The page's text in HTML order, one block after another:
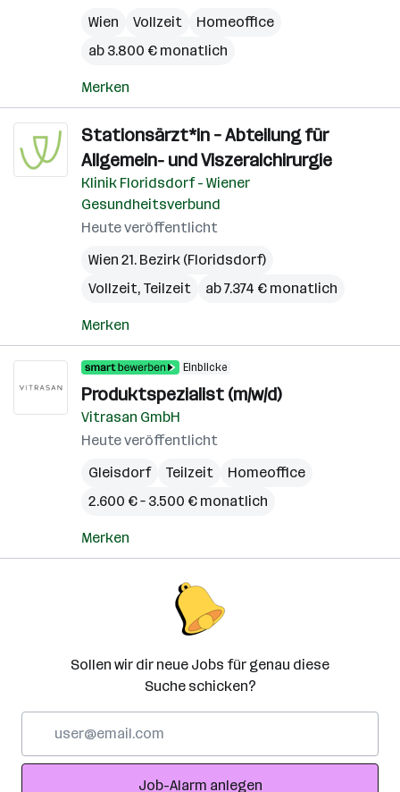
Wien
Vollzeit
Homeoffice
ab 3.800 € monatlich
Merken
Stationsärzt*in – Abteilung für
Allgemein- und Viszeralchirurgie
Klinik Floridsdorf - Wiener
Gesundheitsverbund
Heute veröffentlicht
Wien 21. Bezirk (Floridsdorf)
Vollzeit, Teilzeit
ab 7.374 € monatlich
Merken
Einblicke
Produktspezialist (m/w/d)
Vitrasan GmbH
Heute veröffentlicht
Gleisdorf
Teilzeit
Homeoffice
2.600 € – 3.500 € monatlich
Merken
Sollen wir dir neue Jobs für genau diese
Suche schicken?
Adresse
Job-Alarm anlegen